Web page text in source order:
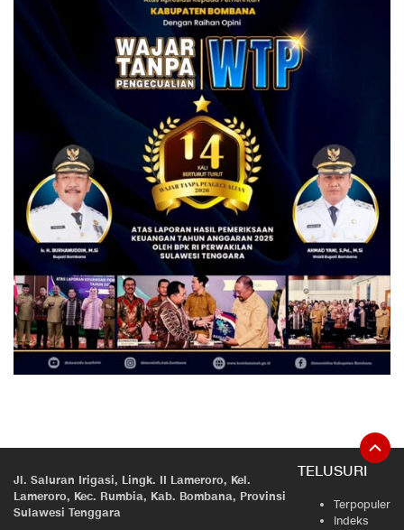
Jl. Saluran Irigasi, Lingk. II Lameroro, Kel.
Lameroro, Kec. Rumbia, Kab. Bombana, Provinsi
Sulawesi Tenggara
TELUSURI
Terpopuler
Indeks